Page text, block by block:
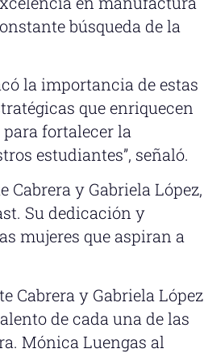
búsqueda de la
la importancia de estas
que enriquecen
fortalecer la
estudiantes”, señaló.
y Gabriela López,
Su dedicación y
mujeres que aspiran a
Cabrera y Gabriela López
de cada una de las
Mónica Luengas al